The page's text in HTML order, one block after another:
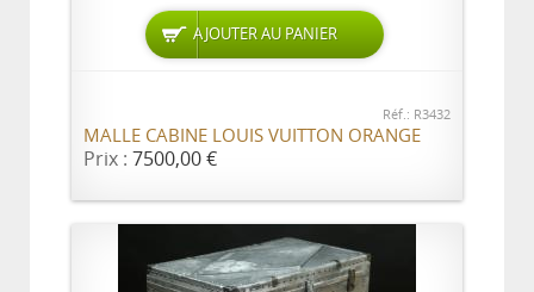
AJOUTER AU PANIER
Réf.: R3432
MALLE CABINE LOUIS VUITTON ORANGE
Prix : 7500,00 €